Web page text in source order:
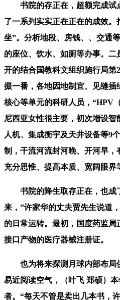
书院的存正在，超额完成试
了一系列实实正在正在的成效
坐”。分析地段、房钱、、交通
的座位、饮水、如厕等办事。
开的结合国教科文组织施行局第
掇一番，各地因地制宜、见缝
核心等单元的科研人员，“HPV
尼西亚女性很主要，初次增设
人机、集成衡宇及天井设备等9
制，干流河流封河晚、开河早，
充分思惟、提高本质、宽阔眼界
书院的降生取存正在，也成
来，”许家华的丈夫贾先生说道
的日常运转。最初，国度药监
接口产物的医疗器械注册证。
也为将来探测月球内部布局
易近阅读空气，（叶飞 郑硕）
者。“每天不管是卖出几本书，